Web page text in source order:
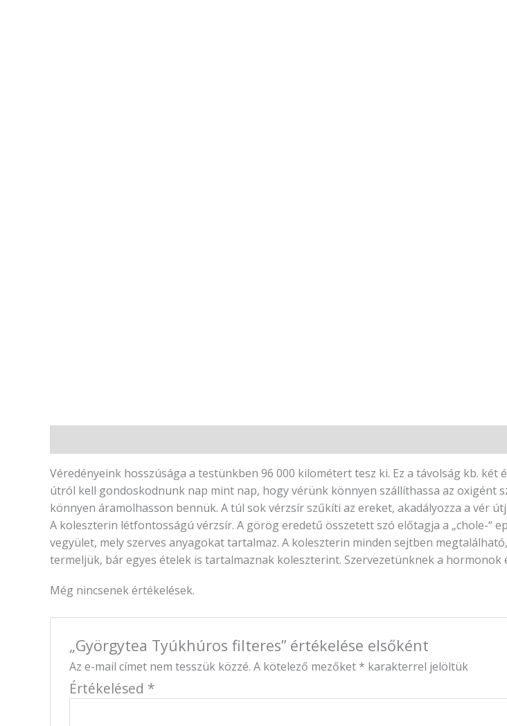
Véredényeink hosszúsága a testünkben 96 000 kilométert tesz ki. Ez a távolság kb.
útról kell gondoskodnunk nap mint nap, hogy vérünk könnyen szállíthassa az oxigént
könnyen áramolhasson bennük. A túl sok vérzsír szűkíti az ereket, akadályozza a vér
A koleszterin létfontosságú vérzsír. A görög eredetű összetett szó előtagja a „chole-“
vegyület, mely szerves anyagokat tartalmaz. A koleszterin minden sejtben
termeljük, bár egyes ételek is tartalmaznak koleszterint. Szervezetünknek a
Még nincsenek értékelések.
„Györgytea Tyúkhúros filteres” értékelése elsőként
Az e-mail címet nem tesszük közzé. A kötelező mezőket * karakterrel jelöltük
Értékelésed *